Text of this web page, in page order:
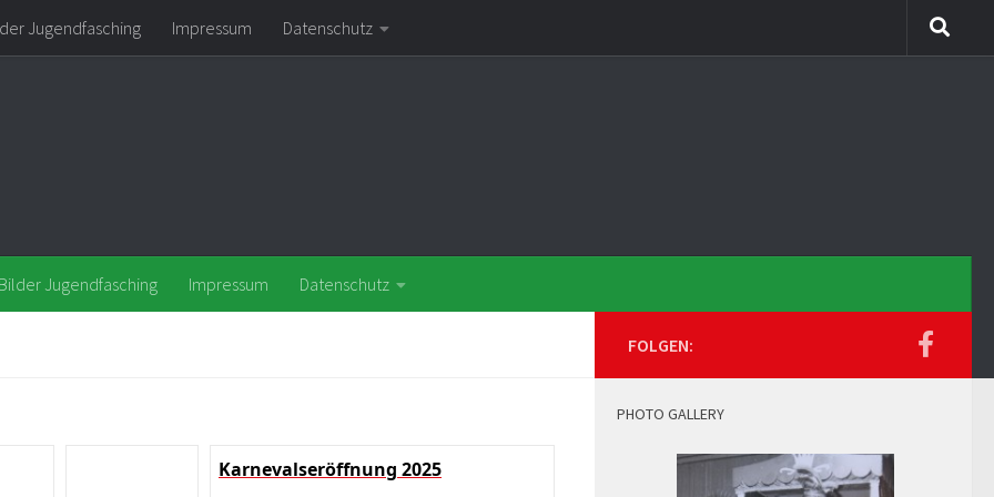
Jugendfasching Impressum Datenschutz
Bilder Jugendfasching Impressum Datenschutz
Karnevalseröffnung 2025
FOLGEN:
PHOTO GALLERY